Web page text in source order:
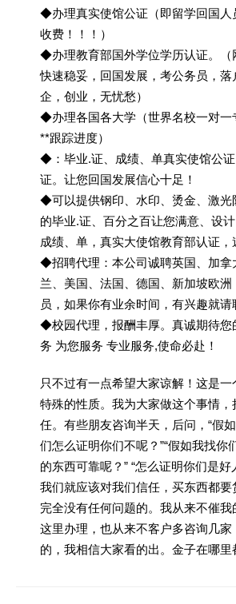
◆办理真实使馆公证（即留学回国人
收费！！！）
◆办理教育部国外学位学历认证。（
快速稳妥，回国发展，考公务员，
企，创业，无忧愁）
◆办理各国各大学（世界名校一对一
**跟踪进度）
◆：毕业.证、成绩、单真实使馆公
证。让您回国发展信心十足！
◆可以提供钢印、水印、烫金、激光
的毕业.证、百分之百让您满意、设计
成绩、单，真实大使馆教育部认证，
◆招聘代理：本公司诚聘英国、加拿
兰、美国、法国、德国、新加坡欧洲
员，如果你有业余时间，有兴趣就请
◆校园代理，报酬丰厚。真诚期待您
务 为您服务 专业服务,使命必赴！
只不过有一点希望大家谅解！这是
特殊的性质。我为大家做这个事情
任。有些朋友咨询半天，后问，“假
们怎么证明你们不呢？”“假如我找你
的东西可靠呢？” “怎么证明你们是好
我们就应该对我们信任，买东西都要
完全没有任何问题的。我从来不催
这里办理，也从来不客户多咨询几家
的，我相信大家看的出。金子在哪里